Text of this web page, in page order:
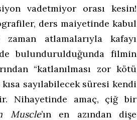
vadetmiyor orası kesin!
ders maiyetinde kabul
atlamalarıyla kafayı
bulundurulduğunda filmin
“katlanılması zor kötü
sayılabilecek süresi kendi
Nihayetinde amaç, çiğ bir
Muscle’ın en azından dişe